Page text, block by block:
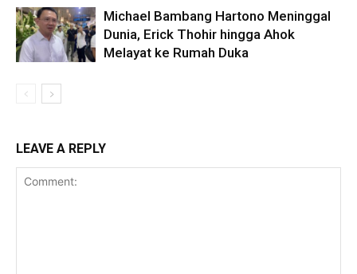
Michael Bambang Hartono Meninggal
Dunia, Erick Thohir hingga Ahok
Melayat ke Rumah Duka
LEAVE A REPLY